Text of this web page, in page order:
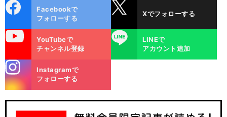
ok
Facebookで
フォローする
Xでフォローする
YouTubeで
チャンネル登録
LINE
LINEで
アカウント追加
m
Instagramで
フォローする